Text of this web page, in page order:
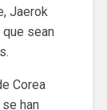
Jaerok
sean
Corea
han